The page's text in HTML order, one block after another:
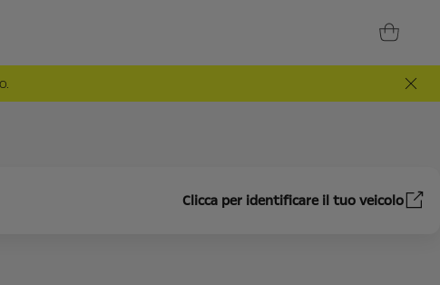
Clicca per identificare il tuo veicolo